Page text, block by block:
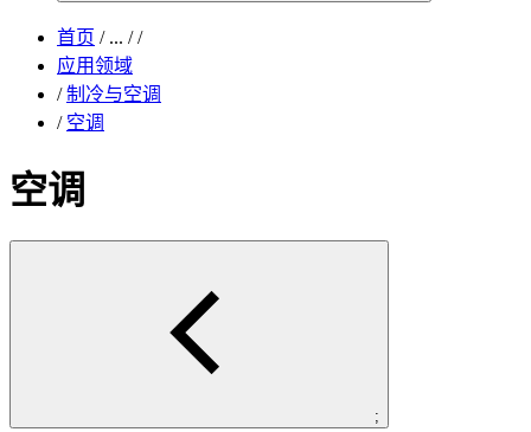
首页 /... / /
应用领域
/ 制冷与空调
/ 空调
空调
;